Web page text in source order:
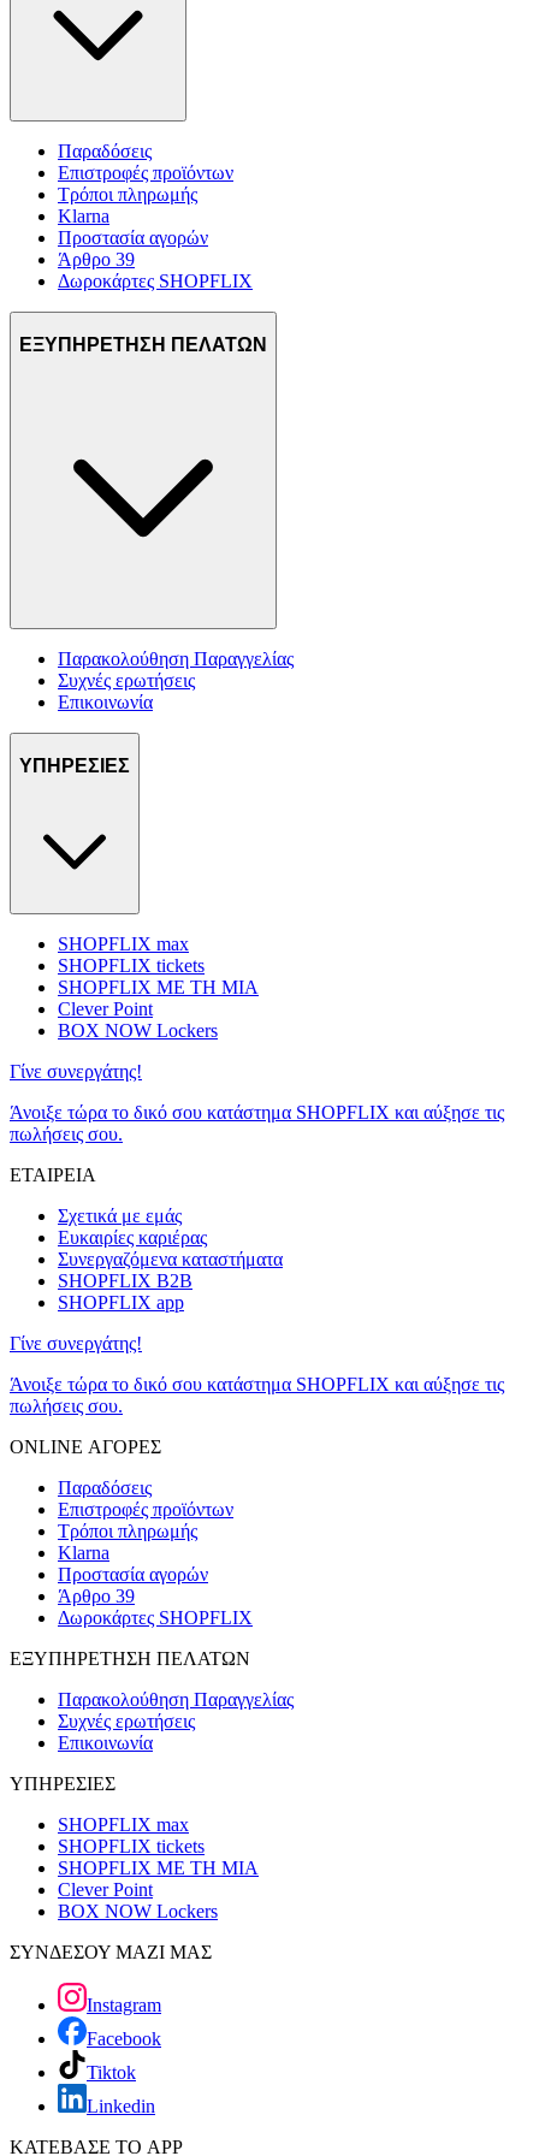
Παραδόσεις
Επιστροφές προϊόντων
Τρόποι πληρωμής
Klarna
Προστασία αγορών
Άρθρο 39
Δωροκάρτες SHOPFLIX
ΕΞΥΠΗΡΕΤΗΣΗ ΠΕΛΑΤΩΝ
Παρακολούθηση Παραγγελίας
Συχνές ερωτήσεις
Επικοινωνία
ΥΠΗΡΕΣΙΕΣ
SHOPFLIX max
SHOPFLIX tickets
SHOPFLIX ΜΕ ΤΗ ΜΙΑ
Clever Point
BOX NOW Lockers
Γίνε συνεργάτης!
Άνοιξε τώρα το δικό σου κατάστημα SHOPFLIX και αύξησε τις
πωλήσεις σου.
ΕΤΑΙΡΕΙΑ
Σχετικά με εμάς
Ευκαιρίες καριέρας
Συνεργαζόμενα καταστήματα
SHOPFLIX B2B
SHOPFLIX app
Γίνε συνεργάτης!
Άνοιξε τώρα το δικό σου κατάστημα SHOPFLIX και αύξησε τις
πωλήσεις σου.
ONLINE ΑΓΟΡΕΣ
Παραδόσεις
Επιστροφές προϊόντων
Τρόποι πληρωμής
Klarna
Προστασία αγορών
Άρθρο 39
Δωροκάρτες SHOPFLIX
ΕΞΥΠΗΡΕΤΗΣΗ ΠΕΛΑΤΩΝ
Παρακολούθηση Παραγγελίας
Συχνές ερωτήσεις
Επικοινωνία
ΥΠΗΡΕΣΙΕΣ
SHOPFLIX max
SHOPFLIX tickets
SHOPFLIX ΜΕ ΤΗ ΜΙΑ
Clever Point
BOX NOW Lockers
ΣΥΝΔΕΣΟΥ ΜΑΖΙ ΜΑΣ
Instagram
Facebook
Tiktok
Linkedin
ΚΑΤΕΒΑΣΕ ΤΟ APP